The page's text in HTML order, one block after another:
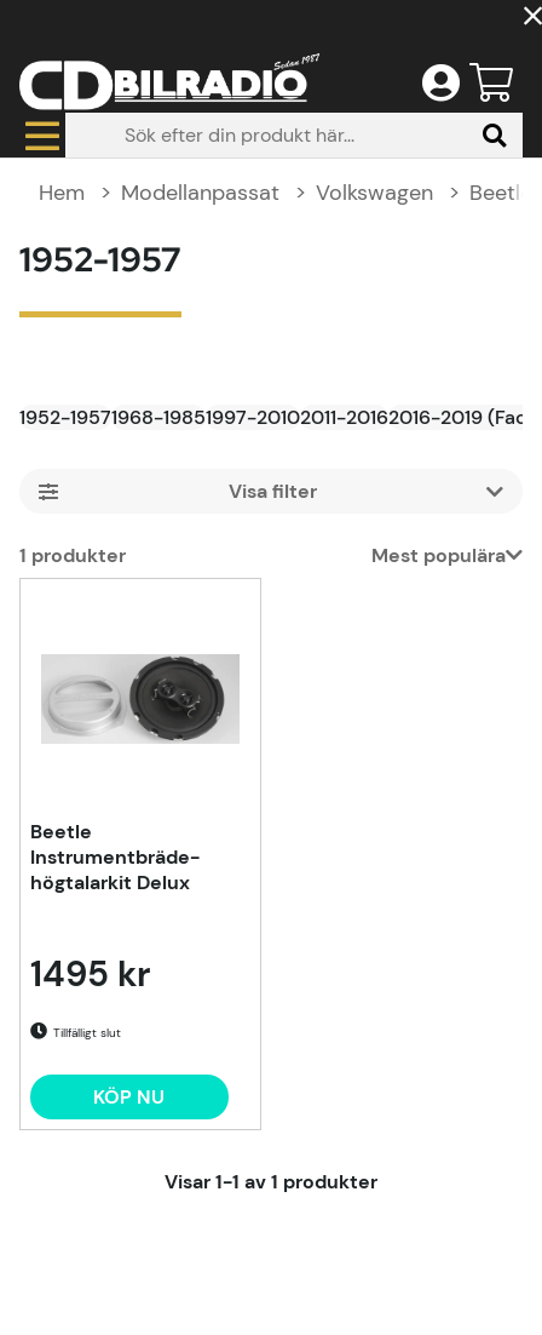
Hem Modellanpassat Volkswagen Beetle
1952-1957
1952-19571968-19851997-20102011-20162016-2019
Filtrera
1 produkter
Mest populära
Beetle
Instrumentbräde-
högtalarkit Delux
1495 kr
Tillfälligt slut
KÖP NU
Visar1-1 av1 produkter